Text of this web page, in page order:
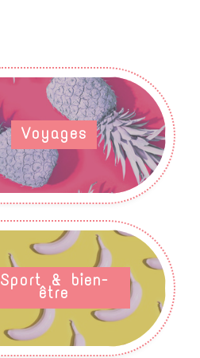
Voyages
Sport & bien-
être